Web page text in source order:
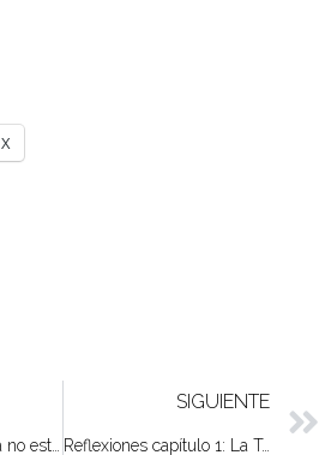
X
No hay excusa para no estar perfecta estas Navidades
SIGUIENTE
Reflexiones capítulo 1: La Tormenta